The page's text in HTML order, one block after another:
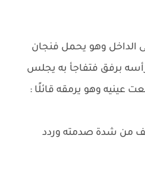
الداخل وهو يحمل فنجان
برفق فتفاجأ به يجلس
عينيه وهو يرمقه قائلًا :
من شدة صدمته وردد